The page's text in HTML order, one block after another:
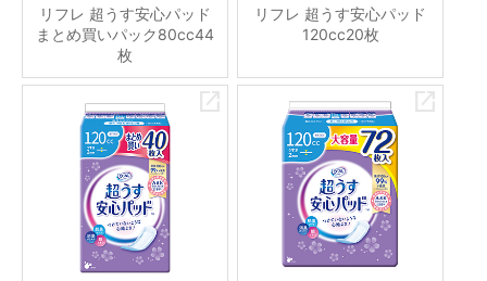
リフレ 超うす安心パッド
まとめ買いパック80cc44
枚
リフレ 超うす安心パッド
120cc20枚